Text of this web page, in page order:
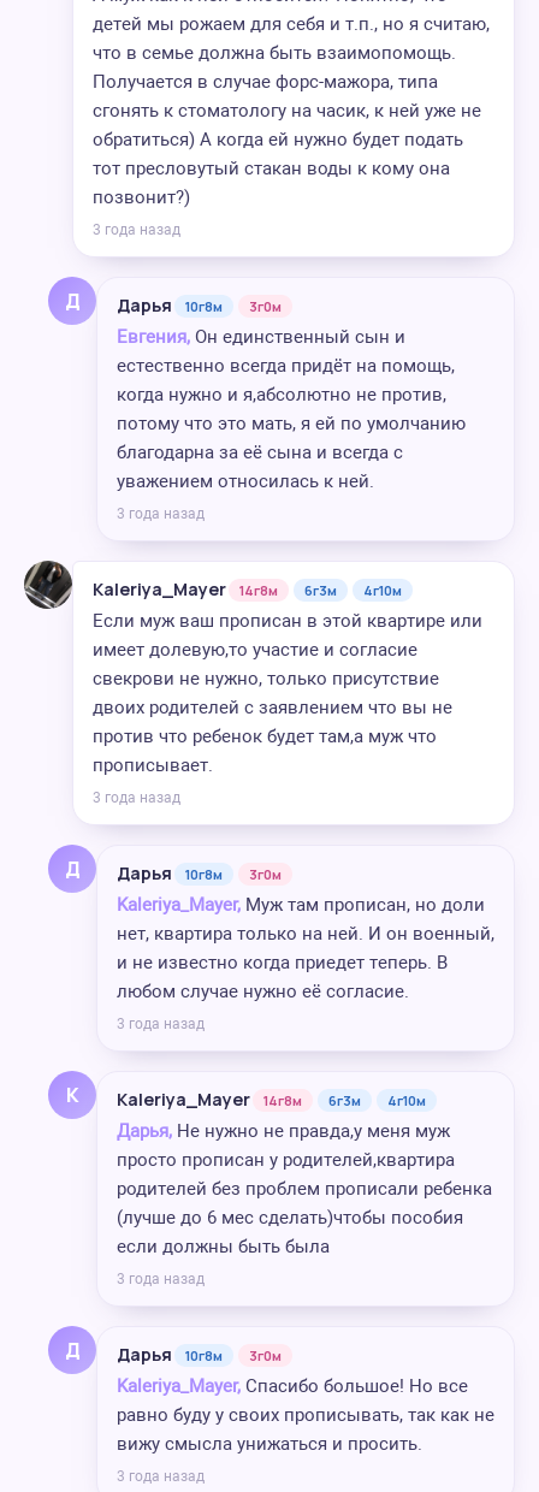
детей мы рожаем для себя и т.п., но я считаю,
что в семье должна быть взаимопомощь.
Получается в случае форс-мажора, типа
сгонять к стоматологу на часик, к ней уже не
обратиться) А когда ей нужно будет подать
тот пресловутый стакан воды к кому она
позвонит?)
3 года назад
Д Дарья 10г8м 3г0м
Евгения, Он единственный сын и
естественно всегда придёт на помощь,
когда нужно и я,абсолютно не против,
потому что это мать, я ей по умолчанию
благодарна за её сына и всегда с
уважением относилась к ней.
3 года назад
Kaleriya_Mayer 14г8м 6г3м 4г10м
Если муж ваш прописан в этой квартире или
имеет долевую,то участие и согласие
свекрови не нужно, только присутствие
двоих родителей с заявлением что вы не
против что ребенок будет там,а муж что
прописывает.
3 года назад
Д Дарья 10г8м 3г0м
Kaleriya_Mayer, Муж там прописан, но доли
нет, квартира только на ней. И он военный,
и не известно когда приедет теперь. В
любом случае нужно её согласие.
3 года назад
K Kaleriya_Mayer 14г8м 6г3м 4г10м
Дарья, Не нужно не правда,у меня муж
просто прописан у родителей,квартира
родителей без проблем прописали ребенка
(лучше до 6 мес сделать)чтобы пособия
если должны быть была
3 года назад
Д Дарья 10г8м 3г0м
Kaleriya_Mayer, Спасибо большое! Но все
равно буду у своих прописывать, так как не
вижу смысла унижаться и просить.
3 года назад